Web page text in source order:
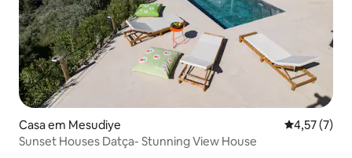
Casa em Mesudiye
4,57 (7)
Sunset Houses Datça- Stunning View House